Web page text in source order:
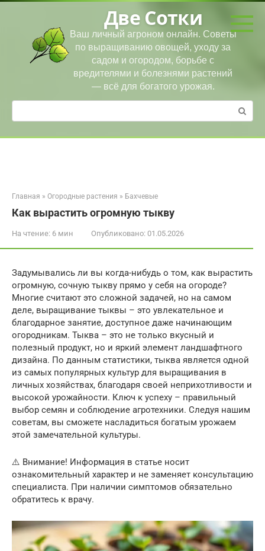
Перейти
Две Сотки
Ваш личный агроном онлайн. Советы
по выращиванию овощей, уходу за
садом и огородом, борьбе с
вредителями и болезнями растений
— всё для богатого урожая.
Поиск:
Главная » Огородные растения » Бахчевые
Как вырастить огромную тыкву
На чтение: 6 мин Опубликовано: 01.05.2026
Задумывались ли вы когда-нибудь о том, как вырастить
огромную, сочную тыкву прямо у себя на огороде?
Многие считают это сложной задачей, но на самом
деле, выращивание тыквы – это увлекательное и
благодарное занятие, доступное даже начинающим
огородникам. Тыква – это не только вкусный и
полезный продукт, но и яркий элемент ландшафтного
дизайна. По данным статистики, тыква является одной
из самых популярных культур для выращивания в
личных хозяйствах, благодаря своей неприхотливости и
высокой урожайности. Ключ к успеху – правильный
выбор семян и соблюдение агротехники. Следуя нашим
советам, вы сможете насладиться богатым урожаем
этой замечательной культуры.
⚠️ Внимание! Информация в статье носит
ознакомительный характер и не заменяет консультацию
специалиста. При наличии симптомов обязательно
обратитесь к врачу.